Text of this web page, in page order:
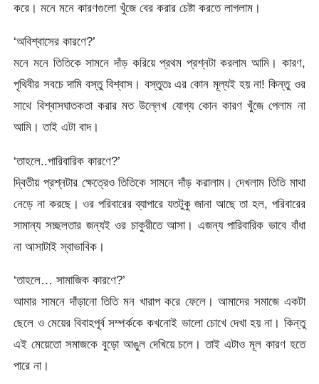
করে। মনে মনে কারণগুলো খুঁজে বের করার চেষ্টা করতে লাগলাম।
‘অবিশ্বাসের কারণে?’
মনে মনে তিতিকে সামনে দাঁড় করিয়ে প্রথম প্রশ্নটা করলাম আমি। কারণ,
পৃথিবীর সবচে দামি বস্তু বিশ্বাস। বস্তুতঃ এর কোন মূল্যই হয় না! কিন্তু ওর
সাথে বিশ্বাসঘাতকতা করার মত উল্লেখ যোগ্য কোন কারণ খুঁজে পেলাম না
আমি। তাই এটা বাদ।
‘তাহলে..পারিবারিক কারণে?’
দ্বিতীয় প্রশ্নটার ক্ষেত্রেও তিতিকে সামনে দাঁড় করালাম। দেখলাম তিতি মাথা
নেড়ে না করছে। ওর পরিবারের ব্যাপারে যতটুকু জানা আছে তা হল, পরিবারের
সামান্য সচ্ছলতার জন্যই ওর চাকুরীতে আসা। এজন্য পারিবারিক ভাবে বাঁধা
না আসাটাই স্বাভাবিক।
‘তাহলে… সামাজিক কারণে?’
আমার সামনে দাঁড়ানো তিতি মন খারাপ করে ফেলে। আমাদের সমাজে একটা
ছেলে ও মেয়ের বিবাহপূর্ব সম্পর্ককে কখনোই ভালো চোখে দেখা হয় না। কিন্তু
এই মেয়েতো সমাজকে বুড়ো আঙুল দেখিয়ে চলে। তাই এটাও মূল কারণ হতে
পারে না।